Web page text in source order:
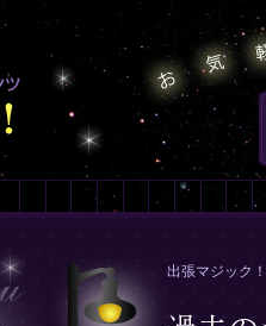
出張マジック